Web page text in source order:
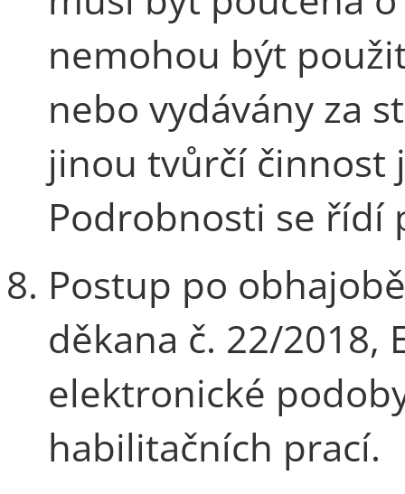
nemohou být
nebo vydávány za
jinou tvůrčí činnost
Podrobnosti se řídí
Postup po
děkana č. 22/2018,
elektronické
habilitačních prací.